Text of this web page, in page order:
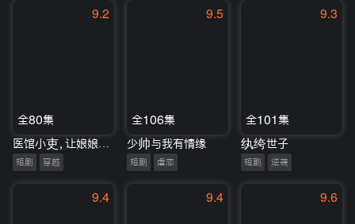
9.2
全80集
医馆小吏，让娘娘俯首称臣
短剧 穿越
9.5
全106集
少帅与我有情缘
短剧 虐恋
9.3
全101集
纨绔世子
短剧 逆袭
9.4 9.4 9.6